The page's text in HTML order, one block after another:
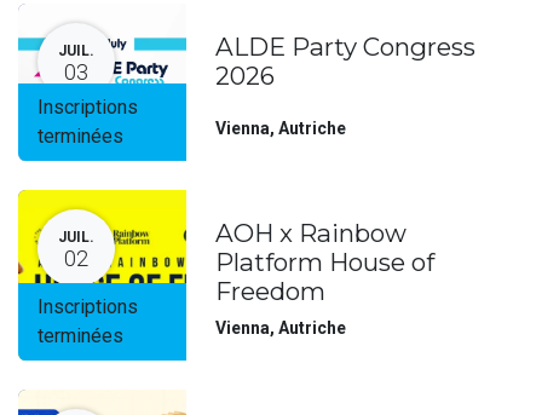
JUIL.
03
Inscriptions
terminées
ALDE Party Congress
2026
Vienna,Autriche
JUIL.
02
Inscriptions
terminées
AOH x Rainbow
Platform House of
Freedom
Vienna,Autriche